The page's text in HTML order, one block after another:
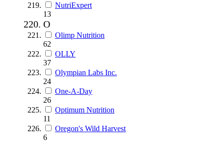
NutriExpert
13
O
Olimp Nutrition
62
OLLY
37
Olympian Labs Inc.
24
One-A-Day
26
Optimum Nutrition
11
Oregon's Wild Harvest
6